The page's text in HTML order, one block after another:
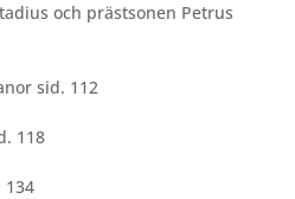
och prästsonen Petrus
sid. 112
118
134